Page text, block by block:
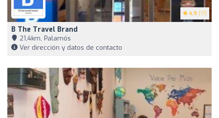
4.9 (17)
B The Travel Brand
21,4km, Palamós
Ver dirección y datos de contacto